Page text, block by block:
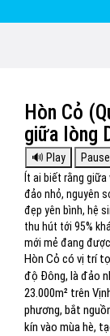
Hòn Cỏ
giữa lòng
Ít ai biết rằng giữa
đảo nhỏ, nguyên
đẹp yên bình, hệ
thu hút tới 95%
mới mẻ đang
Hòn Cỏ có vị trí
độ Đông, là đảo
23.000m² trên
phương, bắt
kín vào mùa hè,